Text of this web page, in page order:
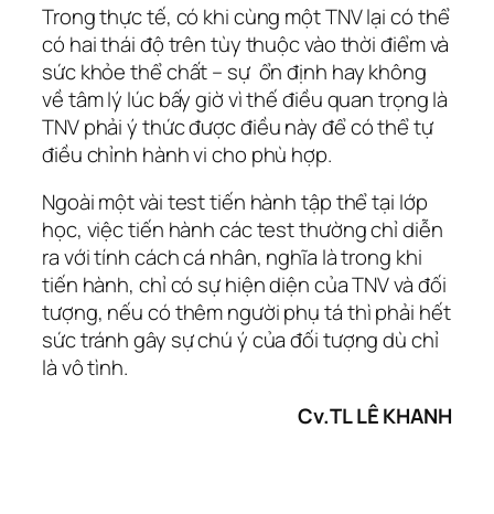
Trong thực tế, có khi cùng một TNV lại có thể
có hai thái độ trên tùy thuộc vào thời điểm và
sức khỏe thể chất – sự ổn định hay không
về tâm lý lúc bấy giờ vì thế điều quan trọng là
TNV phải ý thức được điều này để có thể tự
điều chỉnh hành vi cho phù hợp.
Ngoài một vài test tiến hành tập thể tại lớp
học, việc tiến hành các test thường chỉ diễn
ra với tính cách cá nhân, nghĩa là trong khi
tiến hành, chỉ có sự hiện diện của TNV và đối
tượng, nếu có thêm người phụ tá thì phải hết
sức tránh gây sự chú ý của đối tượng dù chỉ
là vô tình.
Cv.TL LÊ KHANH